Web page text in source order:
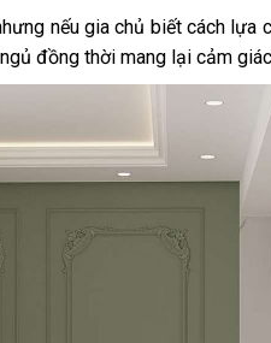
nếu gia chủ biết cách
đồng thời mang lại cảm